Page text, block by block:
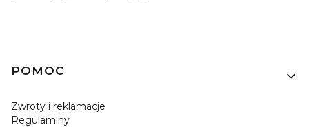
Linki w stopce
POMOC
Zwroty i reklamacje
Regulaminy